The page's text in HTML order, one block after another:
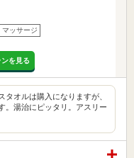
マッサージ
を見る
オルは購入になりますが、
。湯治にピッタリ。アスリー